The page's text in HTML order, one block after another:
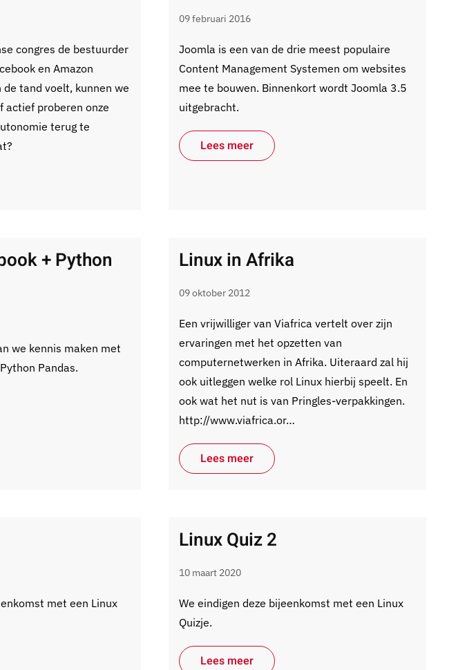
congres de bestuurder
en Amazon
tand voelt, kunnen we
actief proberen onze
terug te
09 februari 2016
Joomla is een van de drie meest populaire
Content Management Systemen om websites
mee te bouwen. Binnenkort wordt Joomla 3.5
uitgebracht.
Lees meer
+ Python
we kennis maken met
Pandas.
Linux in Afrika
09 oktober 2012
Een vrijwilliger van Viafrica vertelt over zijn
ervaringen met het opzetten van
computernetwerken in Afrika. Uiteraard zal hij
ook uitleggen welke rol Linux hierbij speelt. En
ook wat het nut is van Pringles-verpakkingen.
http://www.viafrica.or…
Lees meer
met een Linux
Linux Quiz 2
10 maart 2020
We eindigen deze bijeenkomst met een Linux
Quizje.
Lees meer